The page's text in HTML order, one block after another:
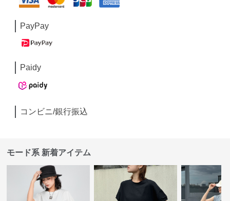
PayPay
Paidy
コンビニ/銀行振込
モード系 新着アイテム